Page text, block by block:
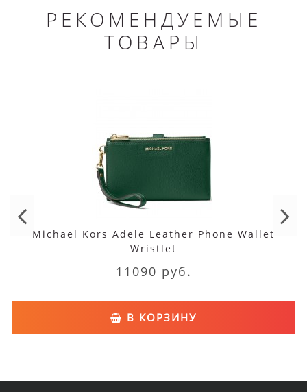
РЕКОМЕНДУЕМЫЕ
ТОВАРЫ
Michael Kors Adele Leather Phone Wallet
Wristlet
11090 руб.
В КОРЗИНУ